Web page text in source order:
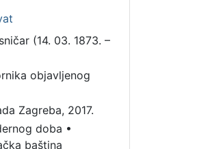
(14. 03. 1873. –
objavljenog
Zagreba, 2017.
doba •
baština